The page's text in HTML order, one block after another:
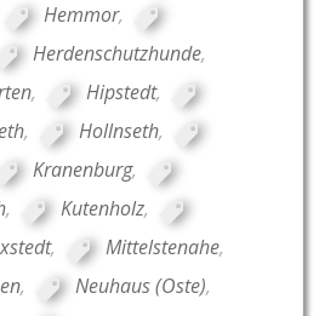
Hemmor,
Herdenschutzhunde,
, Hipstedt,
, Hollnseth,
Kranenburg,
, Kutenholz,
, Mittelstenahe,
, Neuhaus (Oste),